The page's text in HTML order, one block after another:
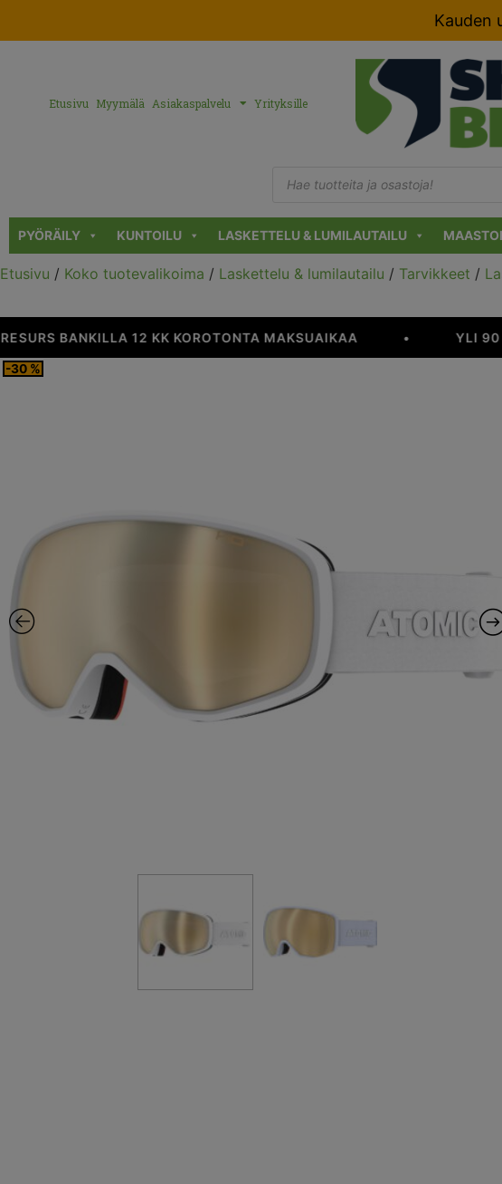
Kauden
Etusivu Myymälä Asiakaspalvelu Yrityksille
PYÖRÄILY KUNTOILU LASKETTELU & LUMILAUTAILU
Etusivu / Koko tuotevalikoima / Laskettelu & lumilautailu / Tarvikkeet /
BANKILLA 12 KK KOROTONTA MAKSUAIKAA YLI 90
-30 %